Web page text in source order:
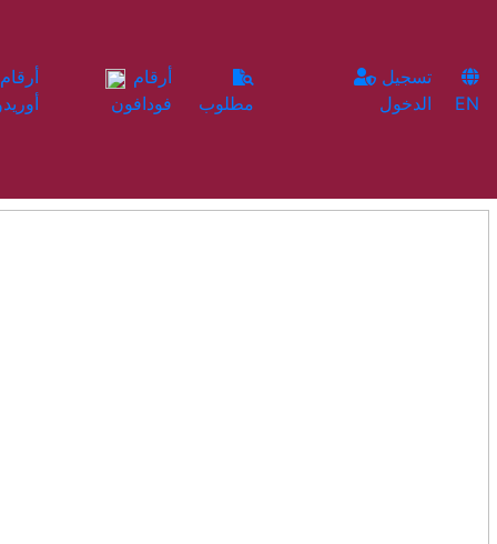
فودافون
مطلوب
الدخول
EN